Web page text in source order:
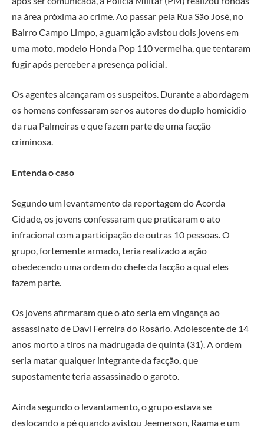
na área próxima ao crime. Ao passar pela Rua São José, no
Bairro Campo Limpo, a guarnição avistou dois jovens em
uma moto, modelo Honda Pop 110 vermelha, que tentaram
fugir após perceber a presença policial.
Os agentes alcançaram os suspeitos. Durante a abordagem
os homens confessaram ser os autores do duplo homicídio
da rua Palmeiras e que fazem parte de uma facção
criminosa.
Entenda o caso
Segundo um levantamento da reportagem do Acorda
Cidade, os jovens confessaram que praticaram o ato
infracional com a participação de outras 10 pessoas. O
grupo, fortemente armado, teria realizado a ação
obedecendo uma ordem do chefe da facção a qual eles
fazem parte.
Os jovens afirmaram que o ato seria em vingança ao
assassinato de Davi Ferreira do Rosário. Adolescente de 14
anos morto a tiros na madrugada de quinta (31). A ordem
seria matar qualquer integrante da facção, que
supostamente teria assassinado o garoto.
Ainda segundo o levantamento, o grupo estava se
deslocando a pé quando avistou Jeemerson, Raama e um